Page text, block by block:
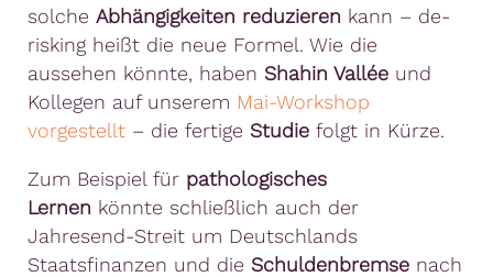
solche Abhängigkeiten reduzieren kann – de-
risking heißt die neue Formel. Wie die
aussehen könnte, haben Shahin Vallée und
Kollegen auf unserem Mai-Workshop
vorgestellt – die fertige Studie folgt in Kürze.
Zum Beispiel für pathologisches
Lernen könnte schließlich auch der
Jahresend-Streit um Deutschlands
Staatsfinanzen und die Schuldenbremse nach